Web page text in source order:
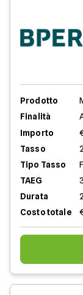
Prodotto
Finalità
Importo
Tasso
Tipo Tasso
TAEG
Durata
Costo totale